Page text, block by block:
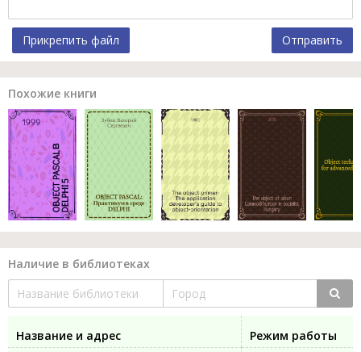
Прикрепить файл Отправить
Похожие книги
Наличие в библиотеках
Название и адрес
Режим работы